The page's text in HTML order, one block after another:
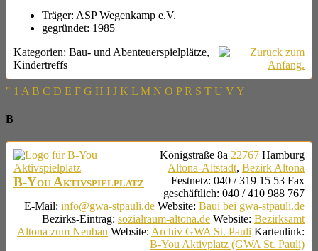
Träger: ASP Wegenkamp e.V.
gegründet: 1985
Kategorien: Bau- und Abenteuerspielplätze,
Kindertreffs
" 1 A B C D E F G H I J K L M N O P R S T U V Y
B
B-You Aktivspielplatz
Königstraße 8a 22767 Hamburg
Altona-Altstadt, Bezirk Altona
Festnetz: 040 / 319 15 53 Fax
geschäftlich: 040 / 410 988 767
E-Mail: info@gwa-stpauli.de Website: Baui bei gwa-stpauli.de
Bezirks-Eintrag: sozialraum-altona.de Website: Bezirksamt
Altona zum Neubau Website: Archiv GWA St. Pauli Kartenlink:
B-You Aktivplatz (GWA St. Pauli)